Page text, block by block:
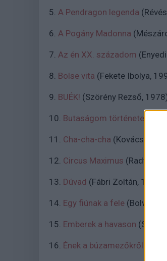
5. A Pendragon legenda
6. A Pogány Madonna
7. Az én XX. századom
8. Bolse vita (Fekete Ibolya,
9. BUÉK! (Szörény Rezső,
10. Butaságom története
11. Cha-cha-cha (Kovácsi
12. Circus Maximus (Radványi
13. Dúvad (Fábri Zoltán,
14. Egy fiúnak a fele (Bolváry
15. Emberek a havason (Szőts
16. Ének a búzamezőkről